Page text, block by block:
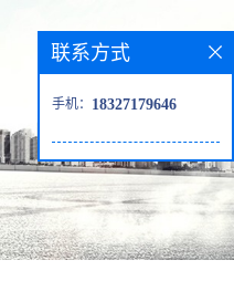
联系方式
手机： 18327179646